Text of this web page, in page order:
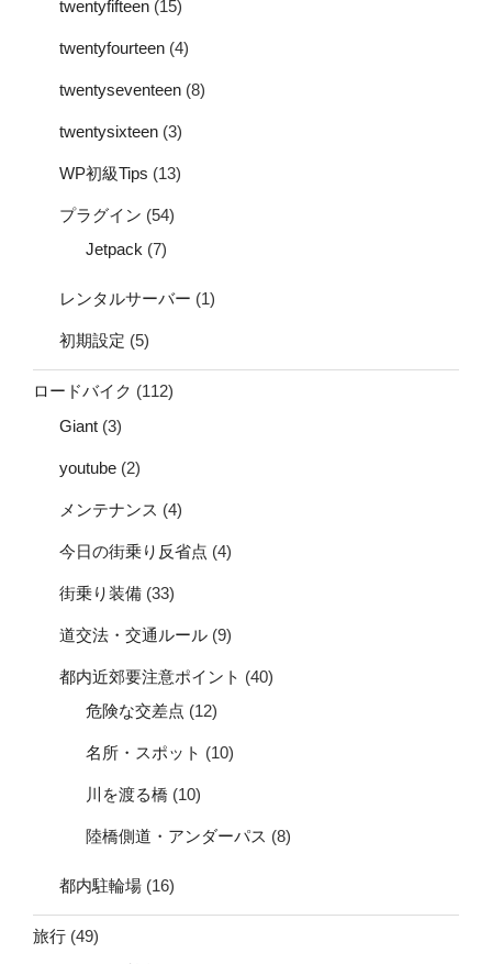
twentyfifteen (15)
twentyfourteen (4)
twentyseventeen (8)
twentysixteen (3)
WP初級Tips (13)
プラグイン (54)
Jetpack (7)
レンタルサーバー (1)
初期設定 (5)
ロードバイク (112)
Giant (3)
youtube (2)
メンテナンス (4)
今日の街乗り反省点 (4)
街乗り装備 (33)
道交法・交通ルール (9)
都内近郊要注意ポイント (40)
危険な交差点 (12)
名所・スポット (10)
川を渡る橋 (10)
陸橋側道・アンダーパス (8)
都内駐輪場 (16)
旅行 (49)